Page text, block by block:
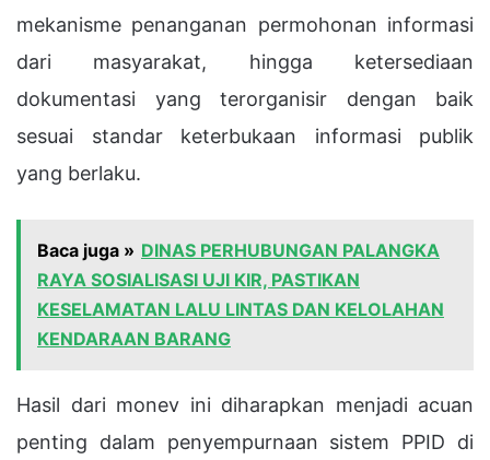
mekanisme penanganan permohonan informasi
dari masyarakat, hingga ketersediaan
dokumentasi yang terorganisir dengan baik
sesuai standar keterbukaan informasi publik
yang berlaku.
Baca juga » DINAS PERHUBUNGAN PALANGKA
RAYA SOSIALISASI UJI KIR, PASTIKAN
KESELAMATAN LALU LINTAS DAN KELOLAHAN
KENDARAAN BARANG
Hasil dari monev ini diharapkan menjadi acuan
penting dalam penyempurnaan sistem PPID di